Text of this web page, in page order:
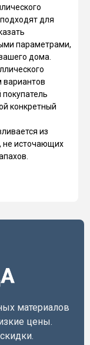
для
параметрами,
дома.
вариантов
конкретный
из
не источающих
материалов
цены.